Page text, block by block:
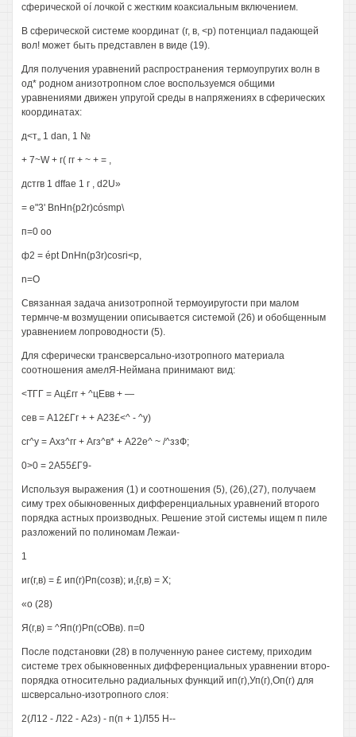
сферической oí лочкой с жестким коаксиальным включением.
В сферической системе координат (г, в, <р) потенциал падающей
вол! может быть представлен в виде (19).
Для получения уравнений распространения термоупругих волн в
од* родном анизотропном слое воспользуемся общими
уравнениями движен упругой среды в напряжениях в сферических
координатах:
д<т„ 1 dan, 1 №
+ 7~W + г( гг + ~ + = ,
дстгв 1 dffae 1 г , d2U»
= е"3' BnHn{p2r)cósmp\
п=0 оо
ф2 = épt DnHn(p3r)cosri<p,
n=О
Связанная задача анизотропной термоуиругости при малом
термнче-м возмущении описывается системой (26) и обобщенным
уравнением лопроводности (5).
Для сферически трансверсально-изотропного материала
соотношения амелЯ-Неймана принимают вид:
<ТГГ = Ац£гг + ^цЕвв + —
сев = А12£Гг + + А23£<^ - ^у)
сг^у = Ахз^гг + Агз^в* + А22е^ ~ /^ззФ;
0>0 = 2А55£Г9-
Используя выражения (1) и соотношения (5), (26),(27), получаем
симу трех обыкновенных дифференциальных уравнений второго
порядка астных производных. Решение этой системы ищем п пиле
разложений по полиномам Лежаи-
1
иг(г,в) = £ ип(г)Рп(созв); и,{г,в) = X;
«о (28)
Я(г,в) = ^Яп(г)Рп(сОВв). п=0
После подстановки (28) в полученную ранее систему, приходим
системе трех обыкновенных дифференциальных уравнении второ-
порядка относительно радиальных функций ип(г),Уп(г),Оп(г) для
шсверсально-изотропного слоя:
2(Л12 - Л22 - А2з) - п(п + 1)Л55 Н--